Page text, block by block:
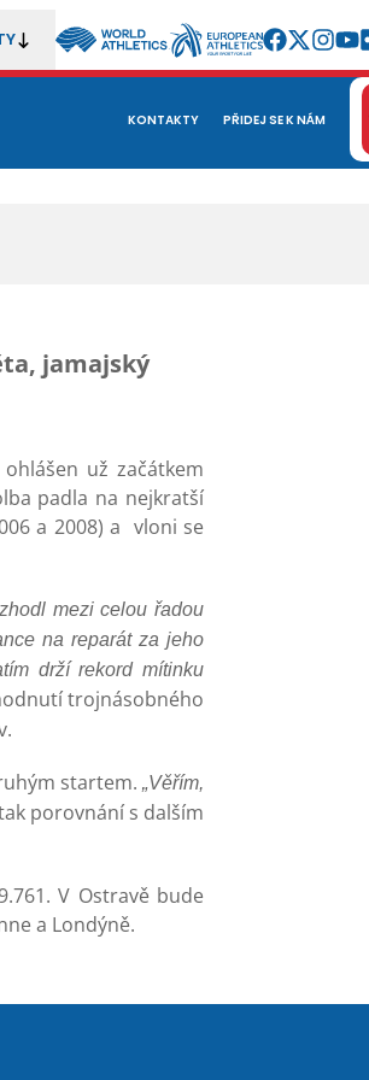
KONTAKTY PŘIDEJ SE K NÁM
jamajský
už začátkem
padla na nejkratší
a 2008) a vloni se
mezi celou řadou
na reparát za jeho
drží rekord mítinku
trojnásobného
startem. „Věřím,
porovnání s dalším
V Ostravě bude
a Londýně.